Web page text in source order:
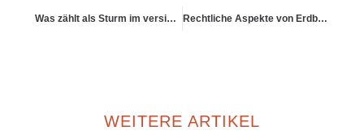
Was zählt als Sturm im versicherungstechnischen Sinne Rechtliche Aspekte von Erdbeben
WEITERE ARTIKEL